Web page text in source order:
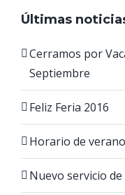
Últimas
Cerramos por
Septiembre
Feliz Feria 2016
Horario de
Nuevo servicio